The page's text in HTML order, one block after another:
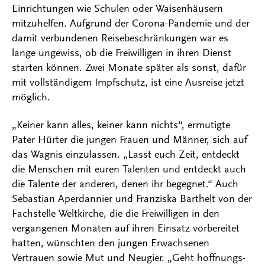
Einrichtungen wie Schulen oder Waisenhäusern
mitzuhelfen. Aufgrund der Corona-Pandemie und der
damit verbundenen Reisebeschränkungen war es
lange ungewiss, ob die Freiwilligen in ihren Dienst
starten können. Zwei Monate später als sonst, dafür
mit vollständigem Impfschutz, ist eine Ausreise jetzt
möglich.
„Keiner kann alles, keiner kann nichts“, ermutigte
Pater Hürter die jungen Frauen und Männer, sich auf
das Wagnis einzulassen. „Lasst euch Zeit, entdeckt
die Menschen mit euren Talenten und entdeckt auch
die Talente der anderen, denen ihr begegnet.“ Auch
Sebastian Aperdannier und Franziska Barthelt von der
Fachstelle Weltkirche, die die Freiwilligen in den
vergangenen Monaten auf ihren Einsatz vorbereitet
hatten, wünschten den jungen Erwachsenen
Vertrauen sowie Mut und Neugier. „Geht hoffnungs-